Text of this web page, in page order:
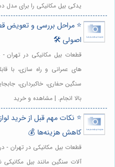
یدکی بیل مکانیکی را برای مدل
⭐️ مراحل بررسی و تعویض
اصولی 🛠️
قطعات بیل مکانیکی در تهران -
های عمرانی و راه سازی، با
سنگین حفاری، خاکبرداری،
بالا انجام. | مشاهده و خرید
⭐️ نکات مهم قبل از خرید
کاهش هزینه‌ها 💰
قطعات بیل مکانیکی در تهران -
آلات سنگین مانند بیل